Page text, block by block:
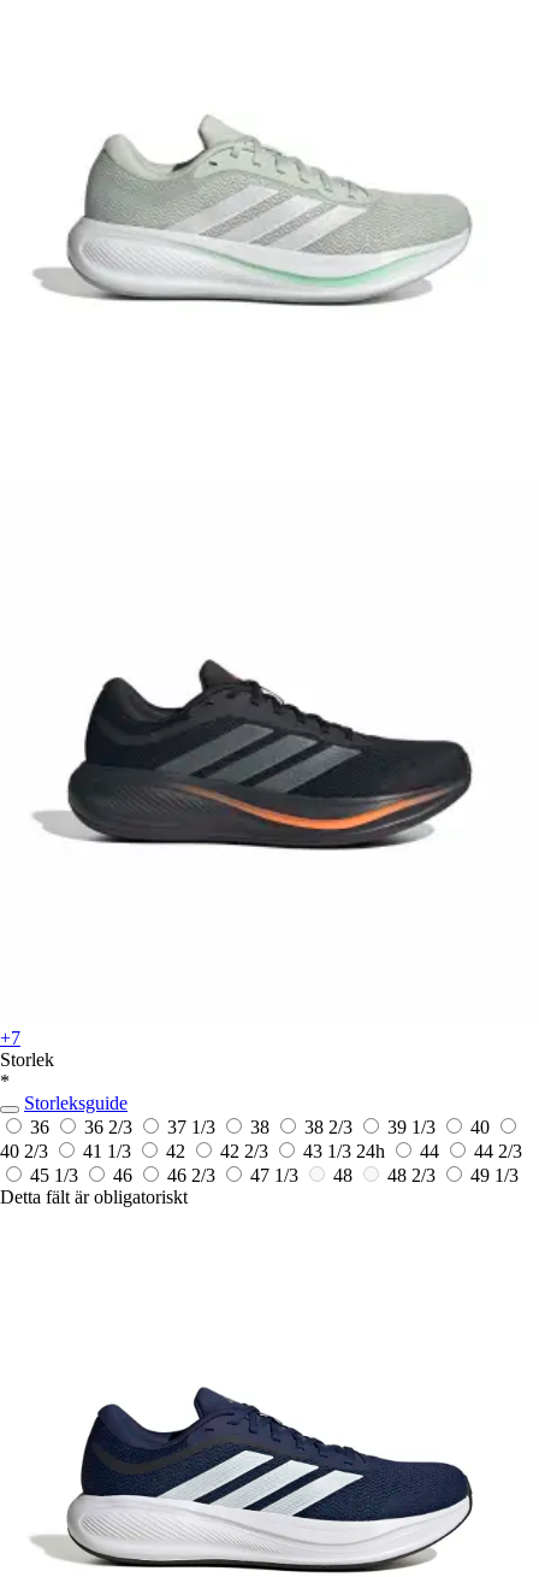
+7
Storlek
*
Storleksguide
36
36 2/3 37 1/3 38 38 2/3 39 1/3
40
40 2/3
41 1/3 42 42 2/3 43 1/3 24h 44
44 2/3
45 1/3
46 46 2/3 47 1/3 48 48 2/3
49 1/3
Detta fält är obligatoriskt